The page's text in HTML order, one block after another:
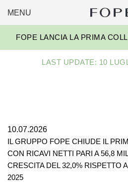
MENU
FOPE
GROUP
FOPE LANCIA LA PRIMA
LAST UPDATE: 10
10.07.2026
IL GRUPPO FOPE CHIUDE IL
CON RICAVI NETTI PARI A 56,8
CRESCITA DEL 32,0% RISPETTO
2025